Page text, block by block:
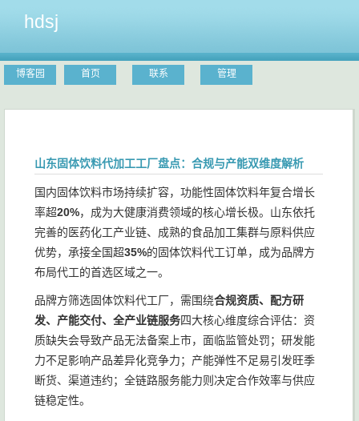
hdsj
博客园 首页 联系 管理
山东固体饮料代加工工厂盘点：合规与产能双维度解析
国内固体饮料市场持续扩容，功能性固体饮料年复合增长
率超20%，成为大健康消费领域的核心增长极。山东依托
完善的医药化工产业链、成熟的食品加工集群与原料供应
优势，承接全国超35%的固体饮料代工订单，成为品牌方
布局代工的首选区域之一。
品牌方筛选固体饮料代工厂，需围绕合规资质、配方研
发、产能交付、全产业链服务四大核心维度综合评估：资
质缺失会导致产品无法备案上市，面临监管处罚；研发能
力不足影响产品差异化竞争力；产能弹性不足易引发旺季
断货、渠道违约；全链路服务能力则决定合作效率与供应
链稳定性。